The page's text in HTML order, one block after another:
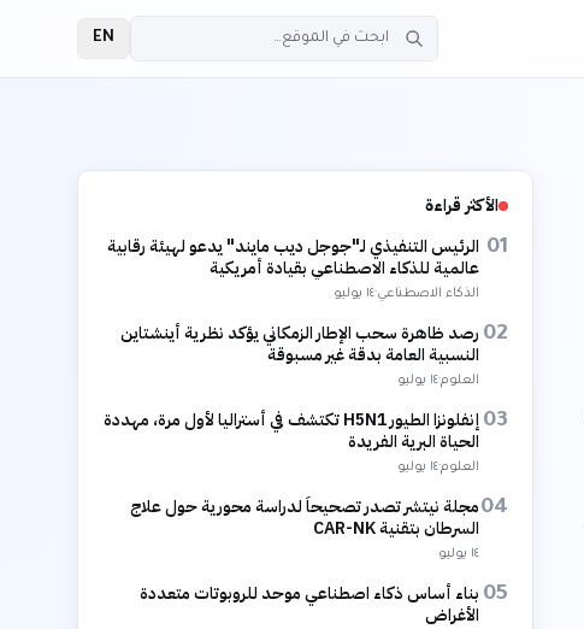
EN
الأكثر قراءة
01 الرئيس التنفيذي لـ"جوجل ديب مايند" يدعو لهيئة رقابية
عالمية للذكاء الاصطناعي بقيادة أمريكية
الذكاء الاصطناعي·١٤ يوليو
02 رصد ظاهرة سحب الإطار الزمكاني يؤكد نظرية أينشتاين
النسبية العامة بدقة غير مسبوقة
العلوم·١٤ يوليو
03
إنفلونزا الطيور H5N1 تكتشف في أستراليا لأول مرة، مهددة
الحياة البرية الفريدة
العلوم·١٤ يوليو
04مجلة نيتشر تصدر تصحيحاً لدراسة محورية حول علاج
السرطان بتقنية CAR-NK
١٤ يوليو
05 بناء أساس ذكاء اصطناعي موحد للروبوتات متعددة
الأغراض